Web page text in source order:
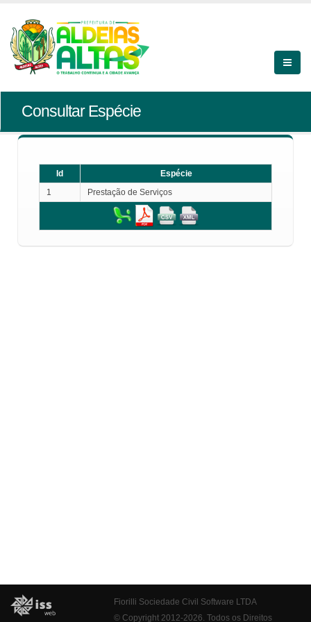
Consultar Espécie
Id
Espécie
1
Prestação de Serviços
Fiorilli Sociedade Civil Software LTDA
© Copyright 2012-2026. Todos os Direitos